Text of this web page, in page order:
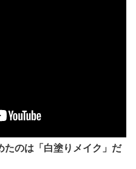
たのは「白塗りメイク」だ